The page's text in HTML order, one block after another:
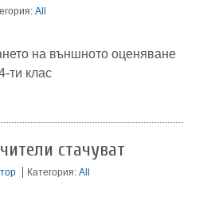
All
на външното оценяване
ти клас
стачуват
Категория: All